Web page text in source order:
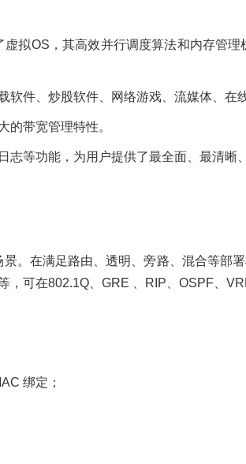
拟OS，其高效并行调度算法和内存管
件、炒股软件、网络游戏、流媒体、在
的带宽管理特性。
等功能，为用户提供了最全面、最清晰
。在满足路由、透明、旁路、混合等部
，可在802.1Q、GRE 、RIP、OSPF、
绑定；